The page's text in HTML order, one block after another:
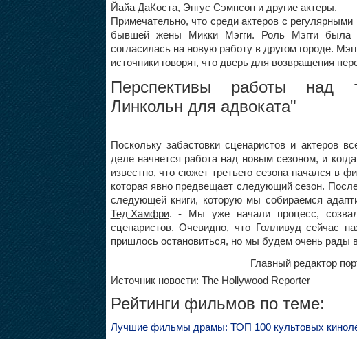
Йайа ДаКоста, Энгус Сэмпсони другие актеры.
Примечательно, что среди актеров с регулярными
бывшей жены Микки Мэгги. Роль Мэгги
согласилась на новую работу в другом городе.
источники говорят, что дверь для возвращения
Перспективы работы над
Линкольн для адвоката"
Поскольку забастовки сценаристов и актеров
деле начнется работа над новым сезоном, и
известно, что сюжет третьего сезона начался в
которая явно предвещает следующий сезон.
следующей книги, которую мы собираемся
Тед Хамфри. - Мы уже начали процесс,
сценаристов. Очевидно, что Голливуд сейчас
пришлось остановиться, но мы будем очень рады
Главный редактор
Источник новости: The Hollywood Reporter
Рейтинги фильмов по теме:
Лучшие фильмы драмы: ТОП 100 культовых